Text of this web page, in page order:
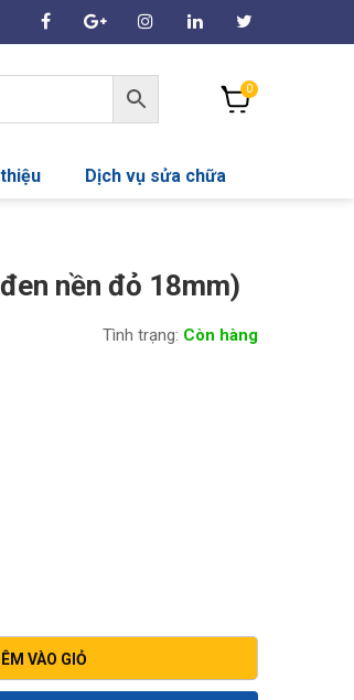
0
Dịch vụ sửa chữa
nền đỏ 18mm)
Tình trạng: Còn hàng
VÀO GIỎ